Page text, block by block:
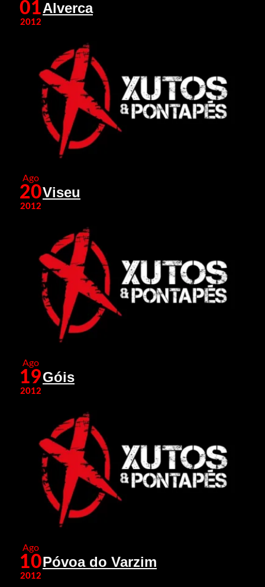
01
2012
Alverca
Ago
20
2012
Viseu
Ago
19
2012
Góis
Ago
10
2012
Póvoa do Varzim